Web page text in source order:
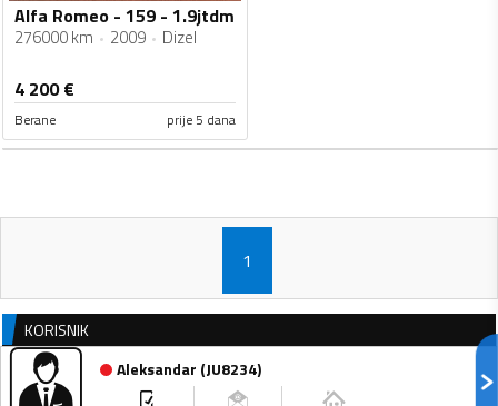
Alfa Romeo - 159 - 1.9jtdm
276000 km 2009 Dizel
4 200€
Berane prije 5 dana
1
KORISNIK
Aleksandar (JU8234)